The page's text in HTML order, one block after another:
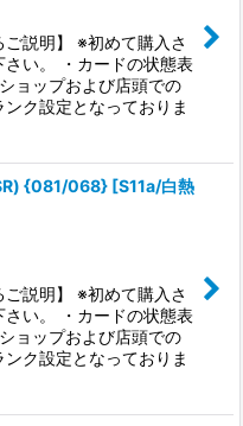
ご説明】 ※初めて購入さ
い。 ・カードの状態表
ョップおよび店頭での
ク設定となっておりま
{081/068} [S11a/白熱
ご説明】 ※初めて購入さ
い。 ・カードの状態表
ョップおよび店頭での
ク設定となっておりま